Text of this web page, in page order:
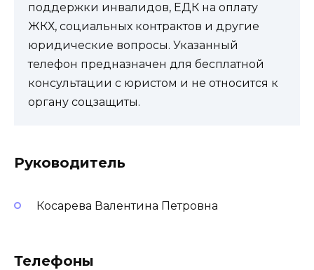
поддержки инвалидов, ЕДК на оплату
ЖКХ, социальных контрактов и другие
юридические вопросы. Указанный
телефон предназначен для бесплатной
консультации с юристом и не относится к
органу соцзащиты.
Руководитель
Косарева Валентина Петровна
Телефоны